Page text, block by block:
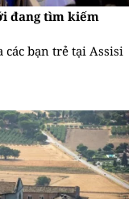
đang tìm kiếm
bạn trẻ tại Assisi